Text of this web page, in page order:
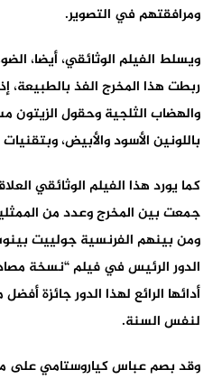
ومرافقتهم في التصوير.
ويسلط الفيلم الوثائقي، أيضا،
ربطت هذا المخرج الفذ بالطبيعة،
والهضاب الثلجية وحقول الزيتون
باللونين الأسود والأبيض،
كما يورد هذا الفيلم الوثائقي
جمعت بين المخرج وعدد من
الدور الرئيس في فيلم “نسخة
أدائها الرائع لهذا الدور جائزة
لنفس السنة.
وقد بصم عباس كياروستامي على